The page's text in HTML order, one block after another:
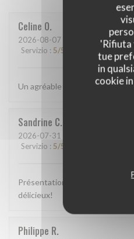
'Rifiuta
tue
in
cookie
Celine O
2026-08-07 - 12:15 - Ospiti 3
Servizio : 5/5 Atmosfera:5/5
Un agréable moment et un
Sandrine C
2026-07-31
Servizio : 5/5
Présentation colorée,
délicieux!
Philippe R